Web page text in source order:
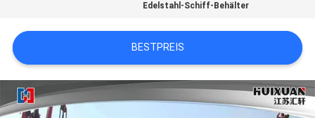
Edelstahl-Schiff-Behälter
BESTPREIS